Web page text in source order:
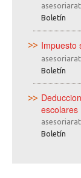
Boletín
Impuesto
Boletín
escolares
Boletín